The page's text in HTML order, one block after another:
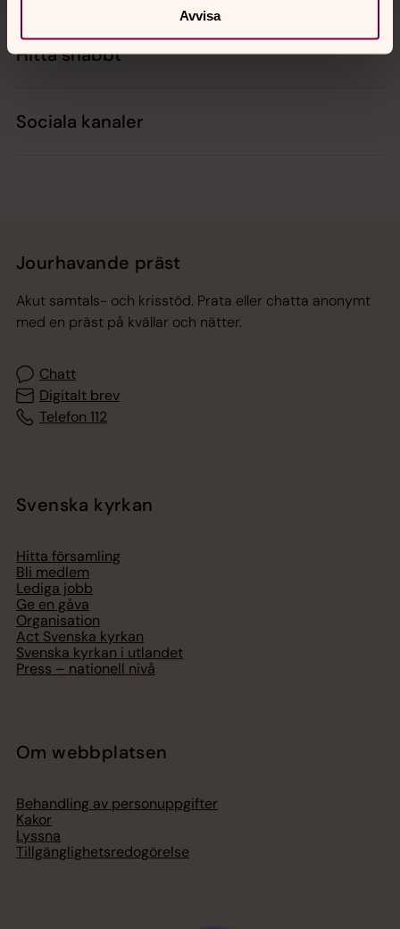
Avvisa
Hitta snabbt
Sociala kanaler
Jourhavande präst
Akut samtals- och krisstöd. Prata eller chatta anonymt
med en präst på kvällar och nätter.
Chatt
Digitalt brev
Telefon 112
Svenska kyrkan
Hitta församling
Bli medlem
Lediga jobb
Ge en gåva
Organisation
Act Svenska kyrkan
Svenska kyrkan i utlandet
Press – nationell nivå
Om webbplatsen
Behandling av personuppgifter
Kakor
Lyssna
Tillgänglighetsredogörelse